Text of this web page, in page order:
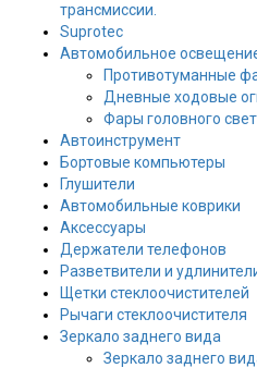
трансмиссии.
Suprotec
Автомобильное
Противотуманные
Дневные ходовые
Фары головного
Автоинструмент
Бортовые компьютеры
Глушители
Автомобильные коврики
Аксессуары
Держатели телефонов
Разветвители и
Щетки стеклоочистителей
Рычаги стеклоочистителя
Зеркало заднего вида
Зеркало заднего